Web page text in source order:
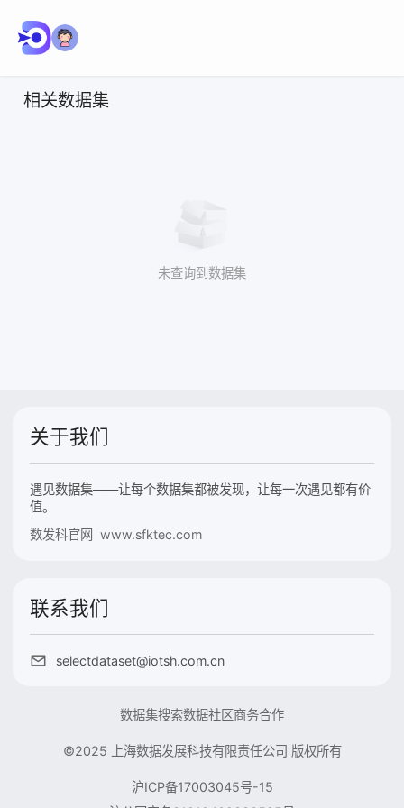
相关数据集
未查询到数据集
关于我们
遇见数据集——让每个数据集都被发现，让每一次遇见都有价
值。
数发科官网 www.sfktec.com
联系我们
selectdataset@iotsh.com.cn
数据集搜索数据社区商务合作
©2025 上海数据发展科技有限责任公司 版权所有
沪ICP备17003045号-15